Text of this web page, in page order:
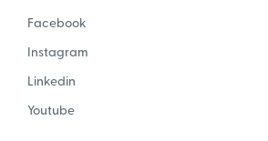
Facebook
Instagram
Linkedin
Youtube